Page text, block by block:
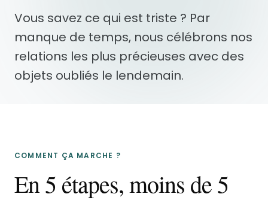
Vous savez ce qui est triste ? Par
manque de temps, nous célébrons nos
relations les plus précieuses avec des
objets oubliés le lendemain.
COMMENT ÇA MARCHE ?
En 5 étapes, moins de 5